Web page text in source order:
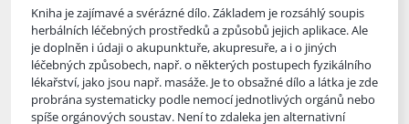
Kniha je zajímavé a svérázné dílo. Základem je rozsáhlý soupis
herbálních léčebných prostředků a způsobů jejich aplikace. Ale
je doplněn i údaji o akupunktuře, akupresuře, a i o jiných
léčebných způsobech, např. o některých postupech fyzikálního
lékařství, jako jsou např. masáže. Je to obsažné dílo a látka je zde
probrána systematicky podle nemocí jednotlivých orgánů nebo
spíše orgánových soustav. Není to zdaleka jen alternativní